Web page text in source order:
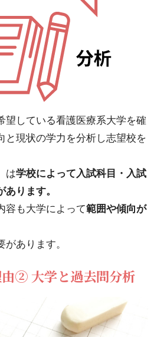
望している看護医療系大学を確
と現状の学力を分析し志望校を
は学校によって入試科目・入試
ります。
容も大学によって範囲や傾向が
あります。
② 大学と過去問分析